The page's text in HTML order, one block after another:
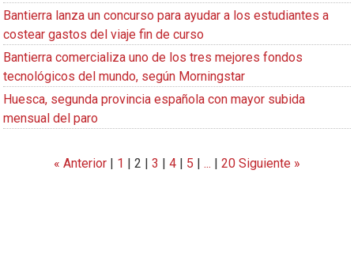
Bantierra lanza un concurso para ayudar a los estudiantes a
costear gastos del viaje fin de curso
Bantierra comercializa uno de los tres mejores fondos
tecnológicos del mundo, según Morningstar
Huesca, segunda provincia española con mayor subida
mensual del paro
« Anterior | 1 | 2 | 3 | 4 | 5 | ... | 20 Siguiente »